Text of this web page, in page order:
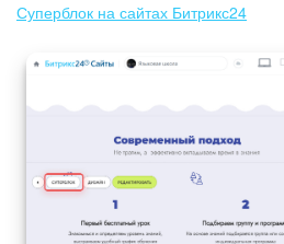
Суперблок на сайтах Битрикс24